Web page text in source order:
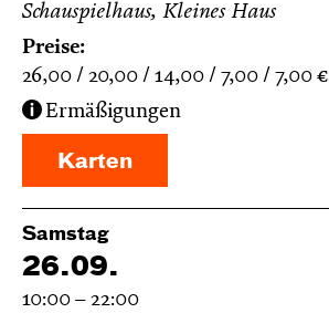
Schauspielhaus, Kleines Haus
Preise:
26,00
20,00 14,00 7,00 7,00 €
Ermäßigungen
Karten
Samstag
26.09.
10:00 – 22:00